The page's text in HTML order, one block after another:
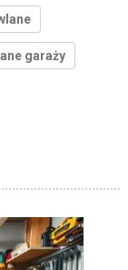
garaży